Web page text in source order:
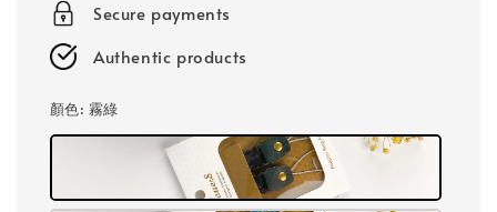
Secure payments
Authentic products
顏色: 霧綠